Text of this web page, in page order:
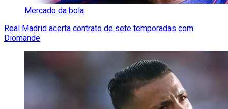
Mercado da bola
Real Madrid acerta contrato de sete temporadas com
Diomande